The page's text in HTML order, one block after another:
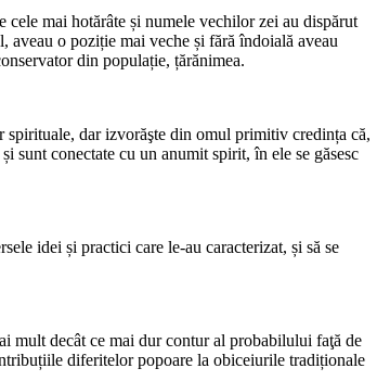
mai hotărâte și numele vechilor zei au dispărut
aveau o poziție mai veche și fără îndoială aveau
din populație, țărănimea.
dar izvorăşte din omul primitiv credința că,
sunt conectate cu un anumit spirit, în ele se găsesc
idei și practici care le-au caracterizat, și să se
mult decât ce mai dur contur al probabilului faţă de
diferitelor popoare la obiceiurile tradiționale